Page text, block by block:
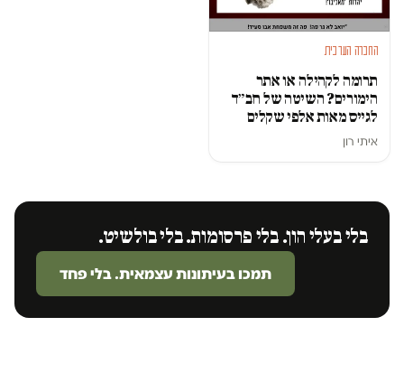
החברה הערבית
תרומה לקהילה או אתר
הימורים? השיטה של חב״ד
לגייס מאות אלפי שקלים
איתי רון
בלי בעלי הון. בלי פרסומות. בלי בולשיט.
תמכו בעיתונות עצמאית. בלי פחד